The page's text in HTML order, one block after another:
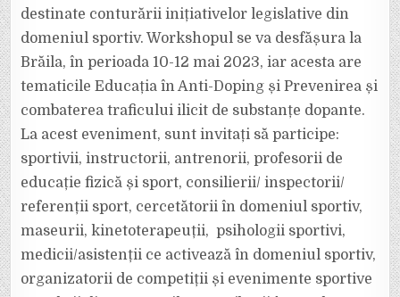
destinate conturării inițiativelor legislative din
domeniul sportiv. Workshopul se va desfășura la
Brăila, în perioada 10-12 mai 2023, iar acesta are
tematicile Educația în Anti-Doping și Prevenirea și
combaterea traficului ilicit de substanțe dopante.
La acest eveniment, sunt invitați să participe:
sportivii, instructorii, antrenorii, profesorii de
educație fizică și sport, consilierii/ inspectorii/
referenții sport, cercetătorii în domeniul sportiv,
maseurii, kinetoterapeuții, psihologii sportivi,
medicii/asistenții ce activează în domeniul sportiv,
organizatorii de competiții și evenimente sportive